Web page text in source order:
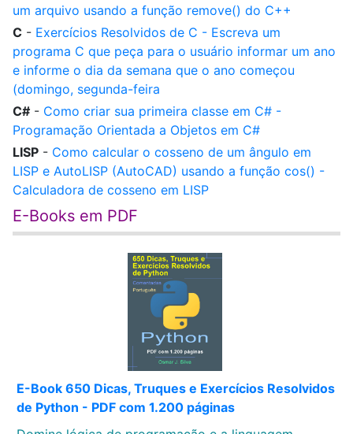
um arquivo usando a função remove() do C++
C - Exercícios Resolvidos de C - Escreva um
programa C que peça para o usuário informar um ano
e informe o dia da semana que o ano começou
(domingo, segunda-feira
C# - Como criar sua primeira classe em C# -
Programação Orientada a Objetos em C#
LISP - Como calcular o cosseno de um ângulo em
LISP e AutoLISP (AutoCAD) usando a função cos() -
Calculadora de cosseno em LISP
E-Books em PDF
E-Book 650 Dicas, Truques e Exercícios Resolvidos
de Python - PDF com 1.200 páginas